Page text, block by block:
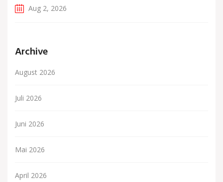
Aug 2, 2026
Archive
August 2026
Juli 2026
Juni 2026
Mai 2026
April 2026